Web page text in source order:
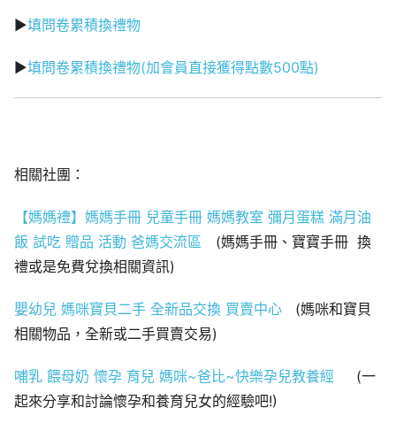
▶填問卷累積換禮物
▶填問卷累積換禮物(加會員直接獲得點數500點)
相關社團：
【媽媽禮】媽媽手冊 兒童手冊 媽媽教室 彌月蛋糕 滿月油
飯 試吃 贈品 活動 爸媽交流區 (媽媽手冊、寶寶手冊 換
禮或是免費兌換相關資訊)
嬰幼兒 媽咪寶貝二手 全新品交換 買賣中心 (媽咪和寶貝
相關物品，全新或二手買賣交易)
哺乳 餵母奶 懷孕 育兒 媽咪~爸比~快樂孕兒教養經 (一
起來分享和討論懷孕和養育兒女的經驗吧!)